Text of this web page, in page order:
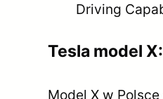
Driving
Tesla model
Model X w